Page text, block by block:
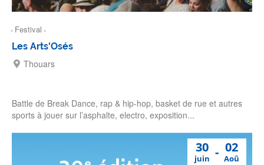
Festival
Les Arts'Osés
Thouars
Battle de Break Dance, rap & hip-hop, basket de rue et autres
sports à jouer sur l’asphalte, electro, exposition...
30
juin
02
Aoû